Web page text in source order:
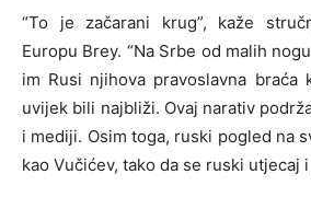
“To je začarani krug”, kaže
Europu Brey. “Na Srbe od malih
im Rusi njihova pravoslavna braća
uvijek bili najbliži. Ovaj narativ
i mediji. Osim toga, ruski pogled na
kao Vučićev, tako da se ruski utjecaj